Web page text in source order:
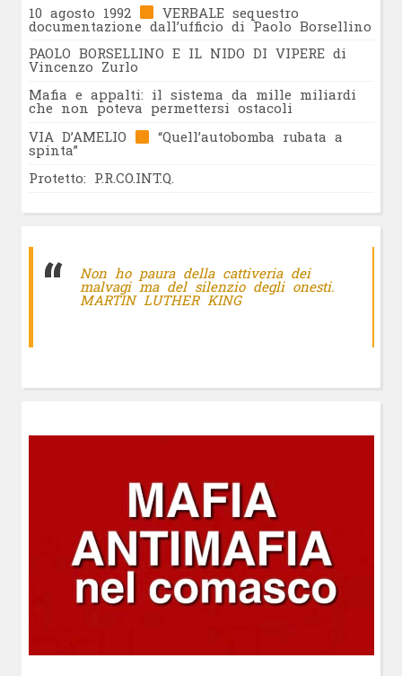
10 agosto 1992
VERBALE sequestro
documentazione dall’ufficio di Paolo Borsellino
PAOLO BORSELLINO E IL NIDO DI VIPERE di
Vincenzo Zurlo
Mafia e appalti: il sistema da mille miliardi
che non poteva permettersi ostacoli
VIA D’AMELIO
“Quell’autobomba rubata a
spinta”
Protetto: P.R.CO.INT.Q.
Non ho paura della cattiveria dei
malvagi ma del silenzio degli onesti.
MARTIN LUTHER KING